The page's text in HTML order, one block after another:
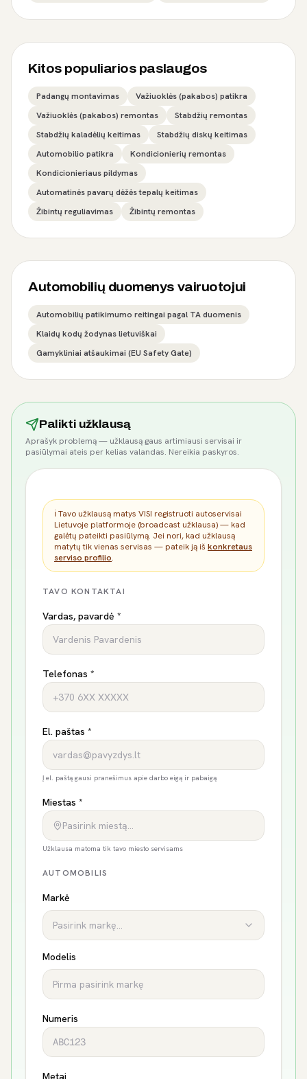
Kitos populiarios paslaugos
Padangų montavimas
Važiuoklės (pakabos) patikra
Važiuoklės (pakabos) remontas
Stabdžių remontas
Stabdžių kaladėlių keitimas
Stabdžių diskų keitimas
Automobilio patikra
Kondicionierių remontas
Kondicionieriaus pildymas
Automatinės pavarų dėžės tepalų keitimas
Žibintų reguliavimas
Žibintų remontas
Automobilių duomenys vairuotojui
Automobilių patikimumo reitingai pagal TA duomenis
Klaidų kodų žodynas lietuviškai
Gamykliniai atšaukimai (EU Safety Gate)
Palikti užklausą
Aprašyk problemą — užklausą gaus artimiausi servisai ir
pasiūlymai ateis per kelias valandas. Nereikia paskyros.
ℹ️ Tavo užklausą matys VISI registruoti autoservisai
Lietuvoje platformoje (broadcast užklausa) — kad
galėtų pateikti pasiūlymą. Jei nori, kad užklausą
matytų tik vienas servisas — pateik ją iš konkretaus
serviso profilio.
TAVO KONTAKTAI
Vardas, pavardė *
Telefonas *
El. paštas *
Į el. paštą gausi pranešimus apie darbo eigą ir pabaigą
Miestas *
Pasirink miestą…
Užklausa matoma tik tavo miesto servisams
AUTOMOBILIS
Markė
Pasirink markę...
Modelis
Numeris
Metai